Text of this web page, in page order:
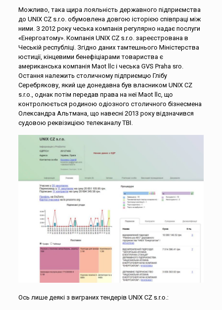
Можливо, така щира лояльність державного підприємства
до UNIX CZ s.r.o. обумовлена довгою історією співпраці між
ними. З 2012 року чеська компанія регулярно надає послуги
«Енергоатому». Компанія UNIX CZ s.r.o. зареєстрована в
Чеській республіці. Згідно даних тамтешнього Міністерства
юстиції, кінцевими бенефіціарами товариства є
американська компанія Maot llc і чеська GVS Praha sro.
Остання належить столичному підприємцю Глібу
Серебрякову, який ще донедавна був власником UNIX CZ
s.r.o., однак потім передав права на неї Maot llc, що
контролюється родиною одіозного столичного бізнесмена
Олександра Альтмана, що навесні 2013 року відзначився
судовою реквізицією телеканалу ТВI.
Ось лише деякі з виграних тендерів UNIX CZ s.r.o.: